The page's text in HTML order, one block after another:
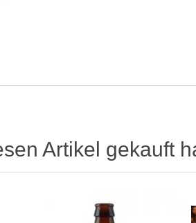
Artikel gekauft